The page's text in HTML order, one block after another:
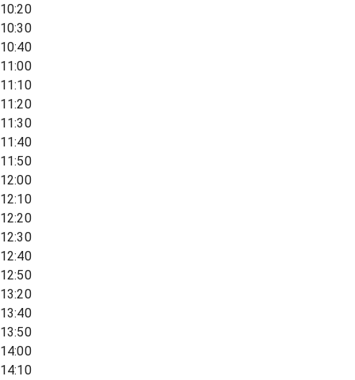
10:20
10:30
10:40
11:00
11:10
11:20
11:30
11:40
11:50
12:00
12:10
12:20
12:30
12:40
12:50
13:20
13:40
13:50
14:00
14:10